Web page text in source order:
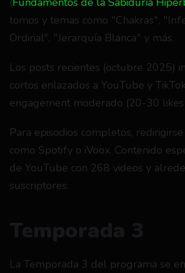
tomos y temas como "Chakras",
Ordinal", "Jerarquía Blanca" y más.
Los posts recientes (octubre 2025)
cortos enlazados a YouTube y
engagement moderado (20-30
Para episodios completos,
como Spotify o iVoox. Contenido
de YouTube con 268 videos y
suscriptores.
La Temporada 3 del programa se